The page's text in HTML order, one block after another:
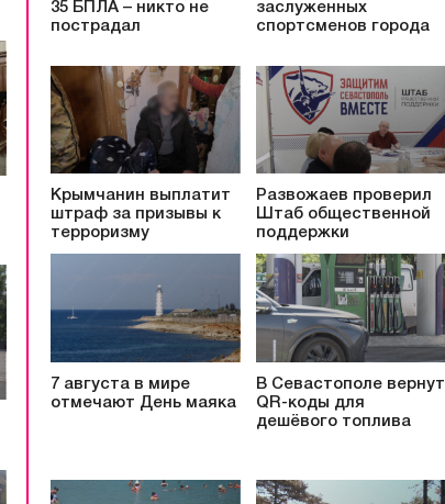
35 БПЛА – никто не
пострадал
заслуженных
спортсменов города
Крымчанин выплатит
штраф за призывы к
терроризму
Развожаев проверил
Штаб общественной
поддержки
7 августа в мире
отмечают День маяка
В Севастополе вернут
QR-коды для
дешёвого топлива